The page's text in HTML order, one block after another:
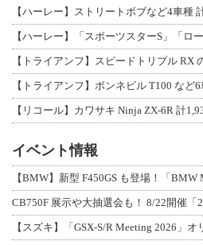
【ハーレー】ストリートボブなど4車種
【トライアンフ】スピードトリプル RX
【リコール】カワサキ Ninja ZX-6R 計
イベント情報
【BMW】新型 F450GS も登場！「BMW
CB750F 展示や大抽選会も！ 8/22開催「
【スズキ】「GSX-S/R Meeting 2026」